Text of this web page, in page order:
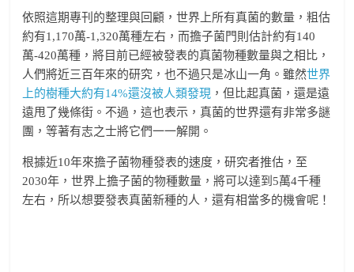
依照這期專刊的整理與回顧，世界上所有真菌的數量，粗估
約有1,170萬-1,320萬種左右，而擔子菌門則估計約有140
萬-420萬種，將目前已經被發表的真菌物種數量與之相比，
人們將近三百年來的研究，也不過只是冰山一角。雖然世界
上的樹種大約有14%還沒被人類發現 ，但比起真菌，還是遠
遠甩了幾條街。不過，這也表示，真菌的世界還有非常多謎
團，等著有志之士將它們一一解開。
根據近10年來擔子菌物種發表的速度，研究者推估，至
2030年，世界上擔子菌的物種數量，將可以達到5萬4千種
左右，所以想要發表真菌新種的人，還有相當多的機會呢！